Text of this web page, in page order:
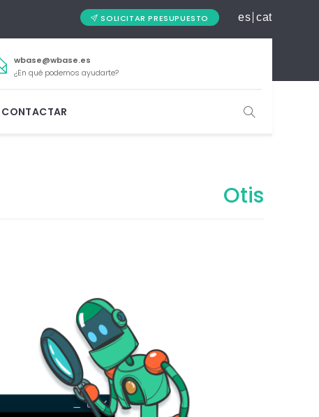
SOLICITAR PRESUPUESTO es cat
wbase@wbase.es
¿En qué podemos ayudarte?
CONTACTAR
Otis